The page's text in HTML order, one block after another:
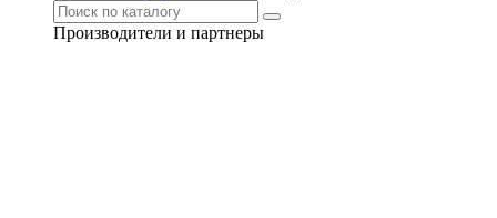
Производители и партнеры